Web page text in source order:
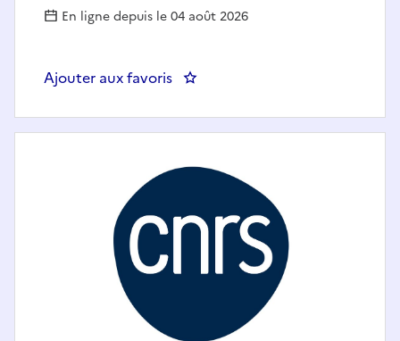
En ligne depuis le 04 août 2026
Ajouter aux favoris : CDD ingénieur d'études en